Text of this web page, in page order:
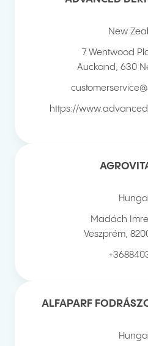
New
7 Wentwood
Auckand
630
https://
Madách Imre
Veszprém,
ALFAPARF